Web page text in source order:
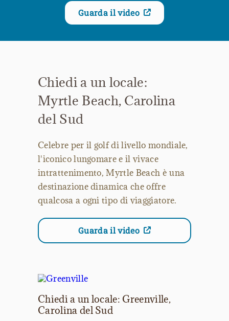
Guarda il video
Chiedi a un locale:
Myrtle Beach, Carolina
del Sud
Celebre per il golf di livello mondiale,
l'iconico lungomare e il vivace
intrattenimento, Myrtle Beach è una
destinazione dinamica che offre
qualcosa a ogni tipo di viaggiatore.
Guarda il video
Chiedi a un locale: Greenville,
Carolina del Sud